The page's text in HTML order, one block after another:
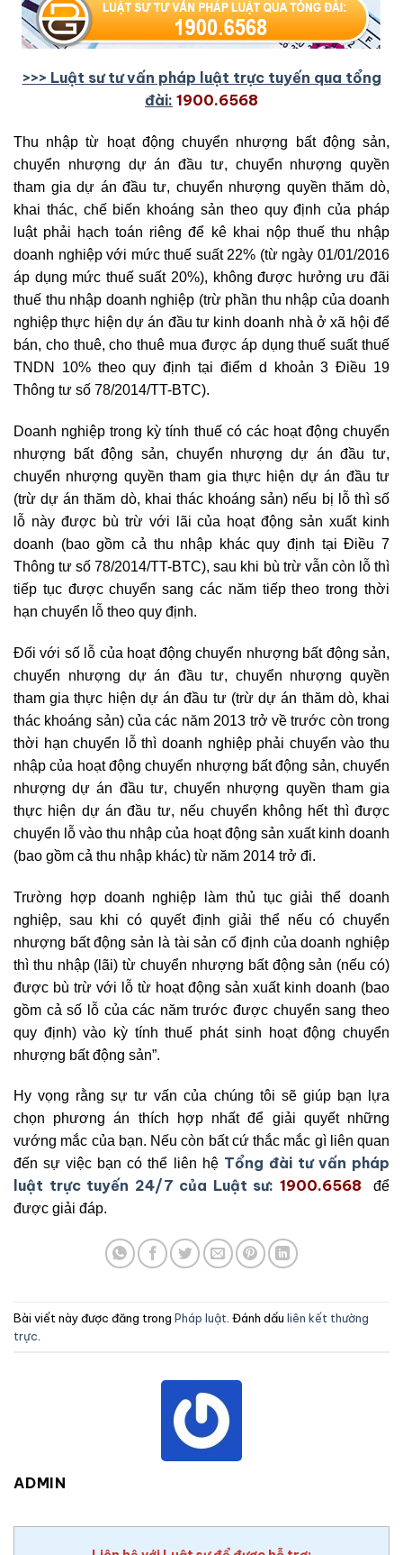
>>> Luật sư tư vấn pháp luật trực tuyến qua tổng
đài: 1900.6568
Thu nhập từ hoạt động chuyển nhượng bất động sản,
chuyển nhượng dự án đầu tư, chuyển nhượng quyền
tham gia dự án đầu tư, chuyển nhượng quyền thăm dò,
khai thác, chế biến khoáng sản theo quy định của pháp
luật phải hạch toán riêng để kê khai nộp thuế thu nhập
doanh nghiệp với mức thuế suất 22% (từ ngày 01/01/2016
áp dụng mức thuế suất 20%), không được hưởng ưu đãi
thuế thu nhập doanh nghiệp (trừ phần thu nhập của doanh
nghiệp thực hiện dự án đầu tư kinh doanh nhà ở xã hội để
bán, cho thuê, cho thuê mua được áp dụng thuế suất thuế
TNDN 10% theo quy định tại điểm d khoản 3 Điều 19
Thông tư số 78/2014/TT-BTC).
Doanh nghiệp trong kỳ tính thuế có các hoạt động chuyển
nhượng bất động sản, chuyển nhượng dự án đầu tư,
chuyển nhượng quyền tham gia thực hiện dự án đầu tư
(trừ dự án thăm dò, khai thác khoáng sản) nếu bị lỗ thì số
lỗ này được bù trừ với lãi của hoạt động sản xuất kinh
doanh (bao gồm cả thu nhập khác quy định tại Điều 7
Thông tư số 78/2014/TT-BTC), sau khi bù trừ vẫn còn lỗ thì
tiếp tục được chuyển sang các năm tiếp theo trong thời
hạn chuyển lỗ theo quy định.
Đối với số lỗ của hoạt động chuyển nhượng bất động sản,
chuyển nhượng dự án đầu tư, chuyển nhượng quyền
tham gia thực hiện dự án đầu tư (trừ dự án thăm dò, khai
thác khoáng sản) của các năm 2013 trở về trước còn trong
thời hạn chuyển lỗ thì doanh nghiệp phải chuyển vào thu
nhập của hoạt động chuyển nhượng bất động sản, chuyển
nhượng dự án đầu tư, chuyển nhượng quyền tham gia
thực hiện dự án đầu tư, nếu chuyển không hết thì được
chuyển lỗ vào thu nhập của hoạt động sản xuất kinh doanh
(bao gồm cả thu nhập khác) từ năm 2014 trở đi.
Trường hợp doanh nghiệp làm thủ tục giải thể doanh
nghiệp, sau khi có quyết định giải thể nếu có chuyển
nhượng bất động sản là tài sản cố định của doanh nghiệp
thì thu nhập (lãi) từ chuyển nhượng bất động sản (nếu có)
được bù trừ với lỗ từ hoạt động sản xuất kinh doanh (bao
gồm cả số lỗ của các năm trước được chuyển sang theo
quy định) vào kỳ tính thuế phát sinh hoạt động chuyển
nhượng bất động sản”.
Hy vọng rằng sự tư vấn của chúng tôi sẽ giúp bạn lựa
chọn phương án thích hợp nhất để giải quyết những
vướng mắc của bạn. Nếu còn bất cứ thắc mắc gì liên quan
đến sự việc bạn có thể liên hệ Tổng đài tư vấn pháp
luật trực tuyến 24/7 của Luật sư: 1900.6568
để
được giải đáp.
Bài viết này được đăng trong Pháp luật . Đánh dấu liên kết thường
trực
ADMIN